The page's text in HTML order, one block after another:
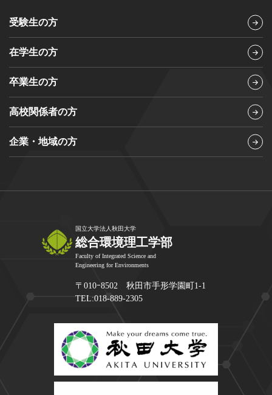
受験生の方
在学生の方
卒業生の方
高校関係者の方
企業・地域の方
国立大学法人秋田大学
総合環境理工学部
Faculty of Integrated Science and
Engineering for Environments
〒010ｰ8502 秋田市手形学園町1-1
TEL:018-889-2305